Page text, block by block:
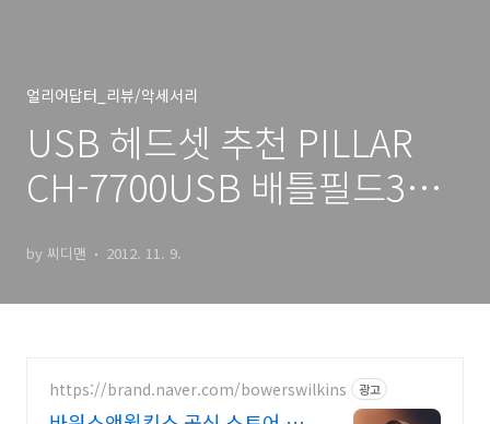
얼리어답터_리뷰/악세서리
USB 헤드셋 추천 PILLAR
CH-7700USB 배틀필드3
by 씨디맨 2012. 11. 9.
https://brand.naver.com/bowerswilkins 광고